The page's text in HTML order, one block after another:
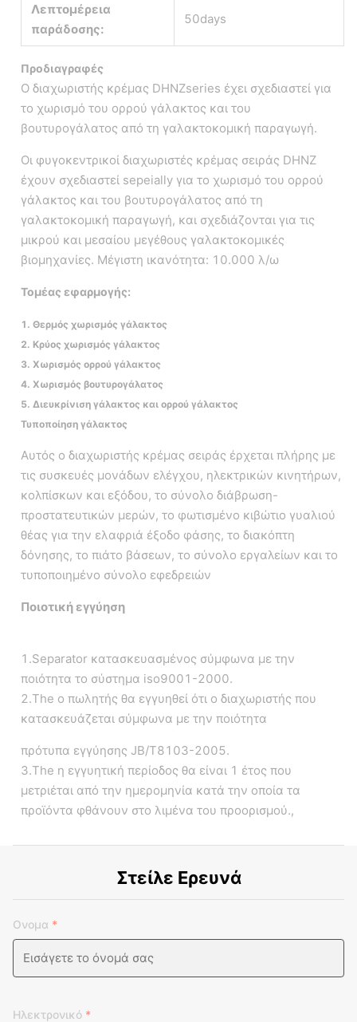
Λεπτομέρεια
παράδοσης:
50days
Προδιαγραφές
Ο διαχωριστής κρέμας DHNZseries έχει σχεδιαστεί για
το χωρισμό του ορρού γάλακτος και του
βουτυρογάλατος από τη γαλακτοκομική παραγωγή.
Οι φυγοκεντρικοί διαχωριστές κρέμας σειράς DHNZ
έχουν σχεδιαστεί sepeially για το χωρισμό του ορρού
γάλακτος και του βουτυρογάλατος από τη
γαλακτοκομική παραγωγή, και σχεδιάζονται για τις
μικρού και μεσαίου μεγέθους γαλακτοκομικές
βιομηχανίες. Μέγιστη ικανότητα: 10.000 λ/ω
Τομέας εφαρμογής:
1. Θερμός χωρισμός γάλακτος
2. Κρύος χωρισμός γάλακτος
3. Χωρισμός ορρού γάλακτος
4. Χωρισμός βουτυρογάλατος
5. Διευκρίνιση γάλακτος και ορρού γάλακτος
Τυποποίηση γάλακτος
Αυτός ο διαχωριστής κρέμας σειράς έρχεται πλήρης με
τις συσκευές μονάδων ελέγχου, ηλεκτρικών κινητήρων,
κολπίσκων και εξόδου, το σύνολο διάβρωση-
προστατευτικών μερών, το φωτισμένο κιβώτιο γυαλιού
θέας για την ελαφριά έξοδο φάσης, το διακόπτη
δόνησης, το πιάτο βάσεων, το σύνολο εργαλείων και το
τυποποιημένο σύνολο εφεδρειών
Ποιοτική εγγύηση
1.Separator κατασκευασμένος σύμφωνα με την
ποιότητα το σύστημα iso9001-2000.
2.The ο πωλητής θα εγγυηθεί ότι ο διαχωριστής που
κατασκευάζεται σύμφωνα με την ποιότητα
πρότυπα εγγύησης JB/T8103-2005.
3.The η εγγυητική περίοδος θα είναι 1 έτος που
μετριέται από την ημερομηνία κατά την οποία τα
προϊόντα φθάνουν στο λιμένα του προορισμού.,
Στείλε Ερευνά
Ονομα *
Ηλεκτρονικό *